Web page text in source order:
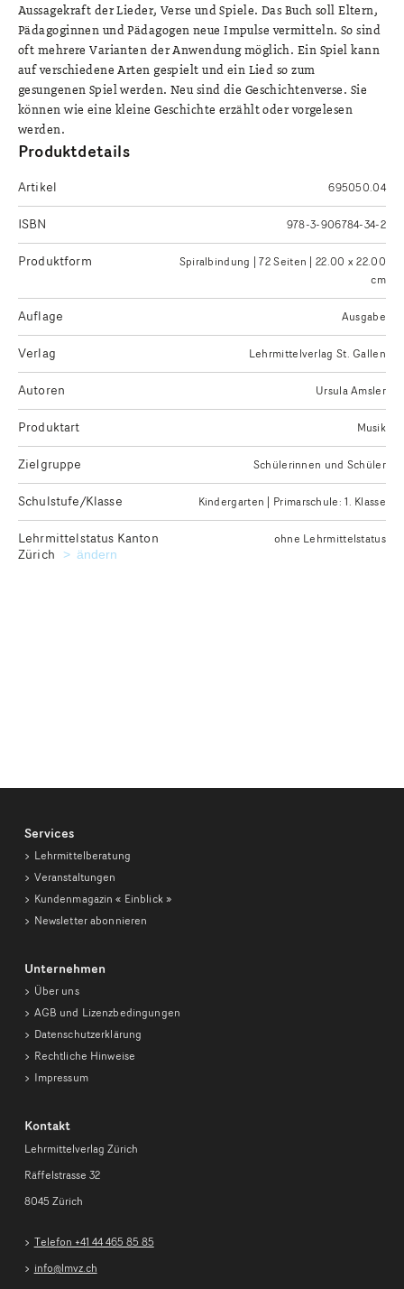
Aussagekraft der Lieder, Verse und Spiele. Das Buch soll Eltern,
Pädagoginnen und Pädagogen neue Impulse vermitteln. So sind
oft mehrere Varianten der Anwendung möglich. Ein Spiel kann
auf verschiedene Arten gespielt und ein Lied so zum
gesungenen Spiel werden. Neu sind die Geschichtenverse. Sie
können wie eine kleine Geschichte erzählt oder vorgelesen
werden.
Produktdetails
Artikel 695050.04
ISBN 978-3-906784-34-2
Produktform
Spiralbindung | 72 Seiten | 22.00 x 22.00
cm
Auflage Ausgabe
Verlag Lehrmittelverlag St. Gallen
Autoren Ursula Amsler
Produktart Musik
Zielgruppe Schülerinnen und Schüler
Schulstufe/Klasse Kindergarten | Primarschule: 1. Klasse
Lehrmittelstatus Kanton
Zürich
Kanton für die Ausgabe des gewünschten
ändern
ohne Lehrmittelstatus
Services
Lehrmittelberatung
Veranstaltungen
Kundenmagazin« Einblick »
Newsletter abonnieren
Unternehmen
Über uns
AGB und Lizenzbedingungen
Datenschutzerklärung
Rechtliche Hinweise
Impressum
Kontakt
Lehrmittelverlag Zürich
Räffelstrasse 32
8045 Zürich
Telefon +41 44 465 85 85
info@lmvz.ch